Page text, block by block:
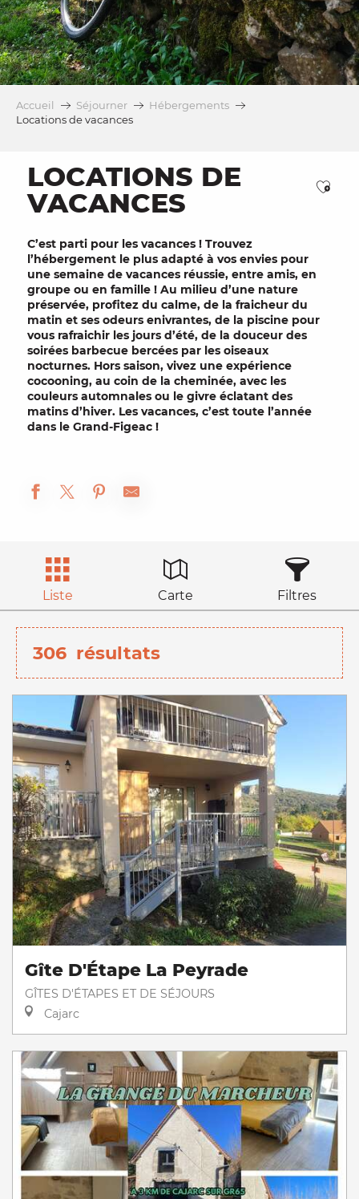
Accueil Séjourner
Hébergements
Locations de vacances
LOCATIONS DE
VACANCES
C’est parti pour les vacances ! Trouvez
l’hébergement le plus adapté à vos envies pour
une semaine de vacances réussie, entre amis, en
groupe ou en famille ! Au milieu d’une nature
préservée, profitez du calme, de la fraicheur du
matin et ses odeurs enivrantes, de la piscine pour
vous rafraichir les jours d’été, de la douceur des
soirées barbecue bercées par les oiseaux
nocturnes. Hors saison, vivez une expérience
cocooning, au coin de la cheminée, avec les
couleurs automnales ou le givre éclatant des
matins d’hiver. Les vacances, c’est toute l’année
dans le Grand-Figeac !
Liste Carte Filtres
306 résultats
Gîte D'Étape La Peyrade
GÎTES D'ÉTAPES ET DE SÉJOURS
Cajarc